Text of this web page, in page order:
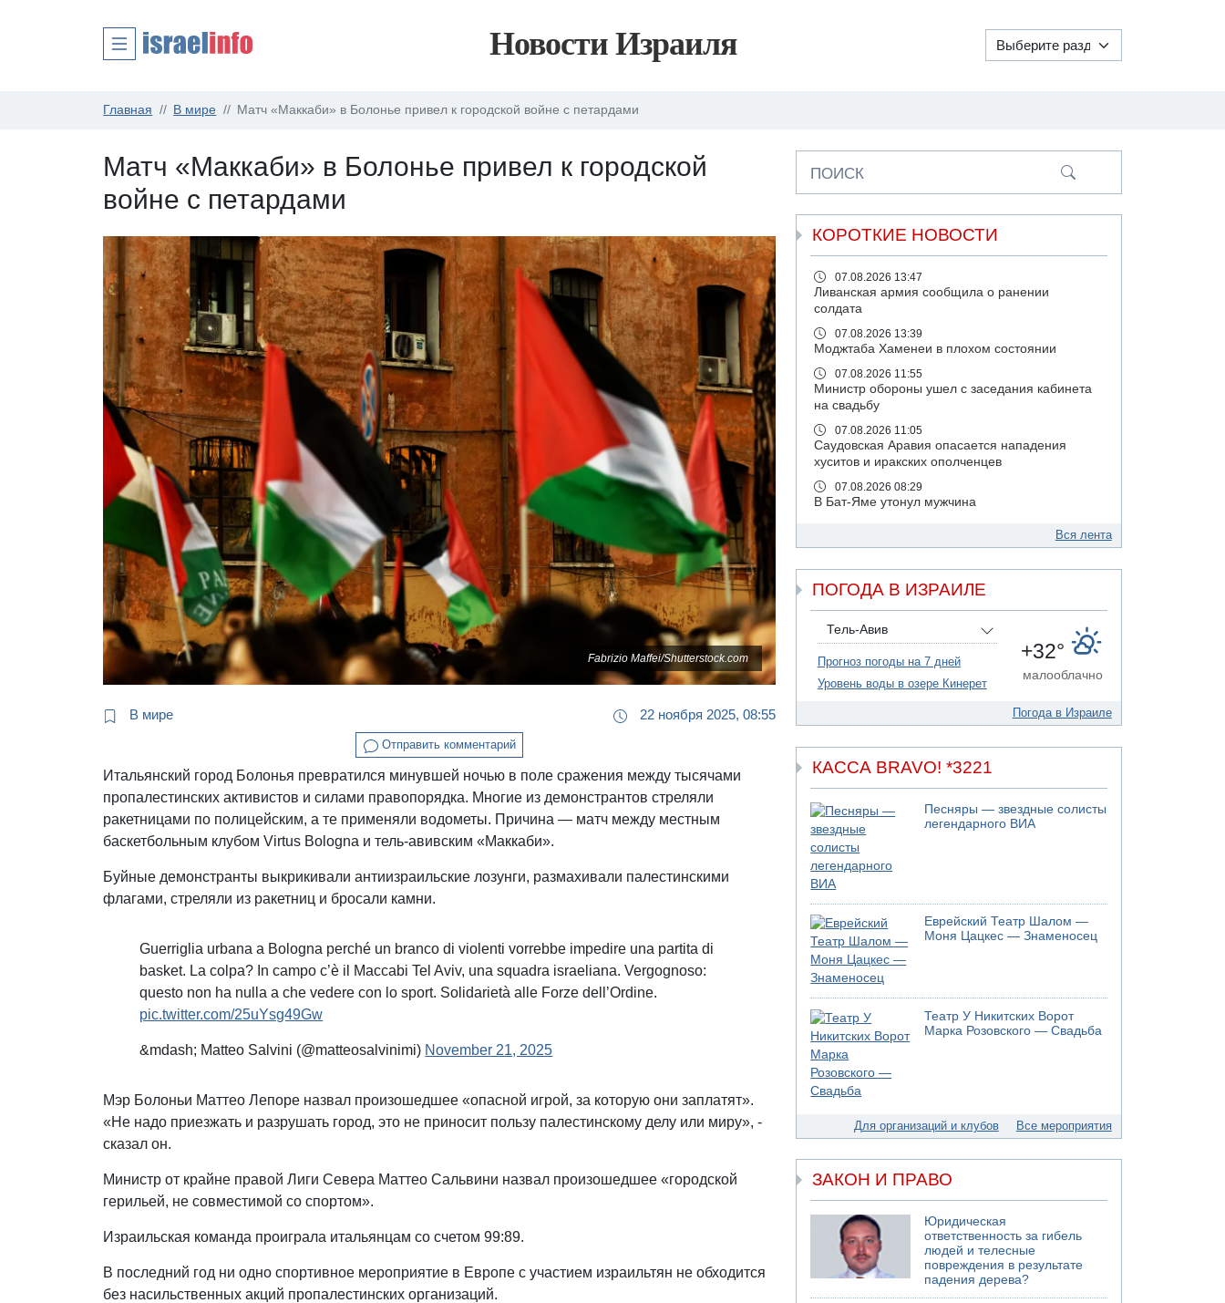
Новости Израиля
Главная В мире Матч «Маккаби» в Болонье привел к городской войне с петардами
Матч «Маккаби» в Болонье привел к городской
войне с петардами
Fabrizio Maffei/Shutterstock.com
В мире 22 ноября 2025, 08:55
Отправить комментарий
Итальянский город Болонья превратился минувшей ночью в поле сражения между тысячами
пропалестинских активистов и силами правопорядка. Многие из демонстрантов стреляли
ракетницами по полицейским, а те применяли водометы. Причина — матч между местным
баскетбольным клубом Virtus Bologna и тель-авивским «Маккаби».
Буйные демонстранты выкрикивали антиизраильские лозунги, размахивали палестинскими
флагами, стреляли из ракетниц и бросали камни.
Guerriglia urbana a Bologna perché un branco di violenti vorrebbe impedire una partita di
basket. La colpa? In campo c’è il Maccabi Tel Aviv, una squadra israeliana. Vergognoso:
questo non ha nulla a che vedere con lo sport. Solidarietà alle Forze dell’Ordine.
pic.twitter.com/25uYsg49Gw
&mdash; Matteo Salvini (@matteosalvinimi) November 21, 2025
Мэр Болоньи Маттео Лепоре назвал произошедшее «опасной игрой, за которую они заплатят».
«Не надо приезжать и разрушать город, это не приносит пользу палестинскому делу или миру», -
сказал он.
Министр от крайне правой Лиги Севера Маттео Сальвини назвал произошедшее «городской
герильей, не совместимой со спортом».
Израильская команда проиграла итальянцам со счетом 99:89.
В последний год ни одно спортивное мероприятие в Европе с участием израильтян не обходится
без насильственных акций пропалестинских организаций.
ПОИСК
КОРОТКИЕ НОВОСТИ
07.08.2026 13:47
Ливанская армия сообщила о ранении
солдата
07.08.2026 13:39
Моджтаба Хаменеи в плохом состоянии
07.08.2026 11:55
Министр обороны ушел с заседания кабинета
на свадьбу
07.08.2026 11:05
Саудовская Аравия опасается нападения
хуситов и иракских ополченцев
07.08.2026 08:29
В Бат-Яме утонул мужчина
07.08.2026 06:47
Недалеко от Бейт-Шемеша погиб
велосипедист
07.08.2026 06:24
Саудовская Аравия сообщает о нападении
хуситов
06.08.2026 13:43
по электрической компании
06.08.2026 13:07
Возле Кирьят-Арбы пожар на местности
06.08.2026 12:06
США не будут давить на Израиль в вопросе
Ливана
06.08.2026 11:41
Трое подростков ограбили сексшоп в Холоне
Взрыв в Северном Тель-Авиве
06.08.2026 08:11
Украинская атака на российский НПЗ
Израиль провел испытания системы
противоракетной обороны "Хец"
05.08.2026 18:28
МАДА призывает израильтян срочно сдавать
кровь
Бывший посол Израиля в ООН Гилад Эрдан
объявит в четверг о создании новой
Вся лента
ПОГОДА В ИЗРАИЛЕ
Тель-Авив
Прогноз погоды на 7 дней
Уровень воды в озере Кинерет
+32°
малооблачно
Погода в Израиле
КАССА BRAVO! *3221
Песняры — звездные солисты
легендарного ВИА
Еврейский Театр Шалом —
Моня Цацкес — Знаменосец
Театр У Никитских Ворот
Марка Розовского — Свадьба
Для организаций и клубов Все мероприятия
ЗАКОН И ПРАВО
Юридическая
ответственность за гибель
людей и телесные
повреждения в результате
падения дерева?